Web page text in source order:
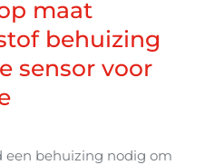
maat
behuizing
sensor voor
een behuizing nodig om